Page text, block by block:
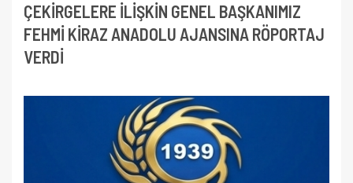
ÇEKİRGELERE İLİŞKİN GENEL BAŞKANIMIZ
FEHMİ KİRAZ ANADOLU AJANSINA RÖPORTAJ
VERDİ